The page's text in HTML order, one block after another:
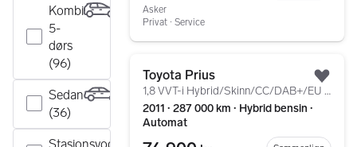
Kombi
5-
dørs
(96)
Sedan
(36)
Asker
Privat ∙ Service
Toyota Prius
1,8 VVT-i Hybrid/Skinn/CC/DAB+/EU 07.2027/Ny Service
2011 ∙ 287 000 km ∙ Hybrid bensin ∙
Automat